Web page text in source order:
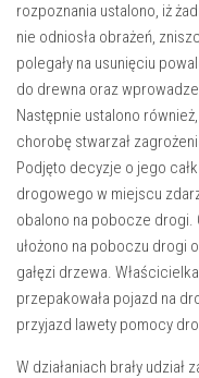
rozpoznania ustalono, iż
nie odniosła obrażeń,
polegały na usunięciu
do drewna oraz
Następnie ustalono
chorobę stwarzał
Podjęto decyzje o jego
drogowego w miejscu
obalono na pobocze drogi.
ułożono na poboczu drogi
gałęzi drzewa.
przepakowała pojazd na
przyjazd lawety pomocy
W działaniach brały udział